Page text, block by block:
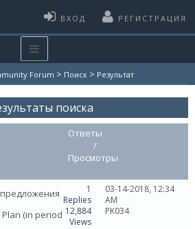
ВХОД РЕГИСТРАЦИЯ
Forum > Поиск > Результат
поиска
Ответы
/
Просмотры
(in period
1
Replies
12,884
Views
03-14-2018, 12:34
AM
PK034